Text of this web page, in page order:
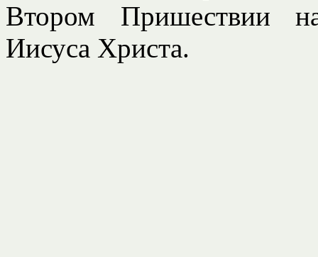
Втором Пришествии
Иисуса Христа.